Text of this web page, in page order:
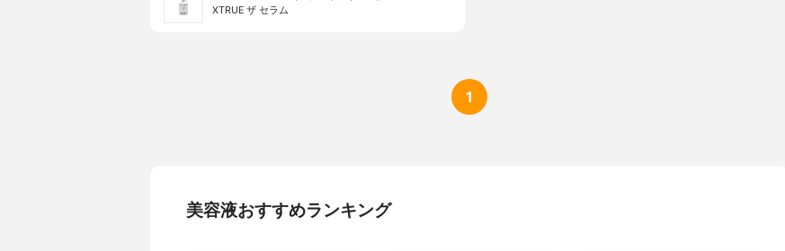
XTRUE ザ セラム
1
美容液おすすめランキング